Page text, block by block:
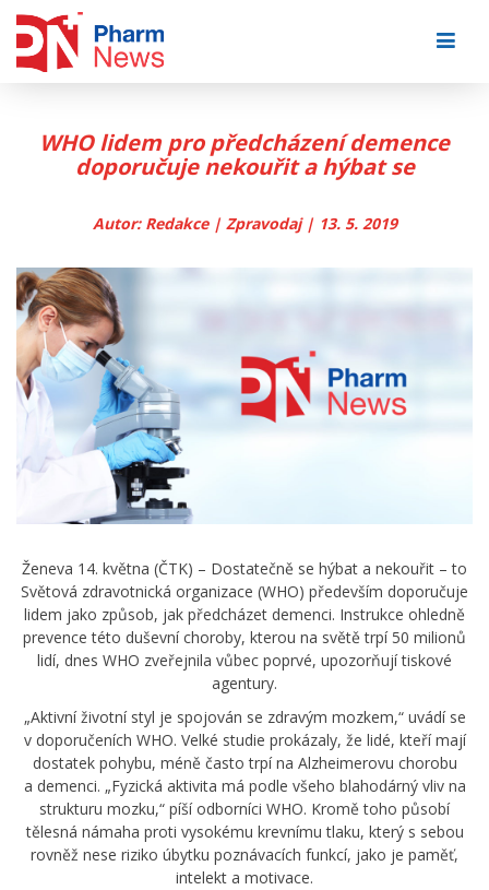
WHO lidem pro předcházení demence
doporučuje nekouřit a hýbat se
Autor: Redakce | Zpravodaj | 13. 5. 2019
Ženeva 14. května (ČTK) – Dostatečně se hýbat a nekouřit – to
Světová zdravotnická organizace (WHO) především doporučuje
lidem jako způsob, jak předcházet demenci. Instrukce ohledně
prevence této duševní choroby, kterou na světě trpí 50 milionů
lidí, dnes WHO zveřejnila vůbec poprvé, upozorňují tiskové
agentury.
„Aktivní životní styl je spojován se zdravým mozkem,“ uvádí se
v doporučeních WHO. Velké studie prokázaly, že lidé, kteří mají
dostatek pohybu, méně často trpí na Alzheimerovu chorobu
a demenci. „Fyzická aktivita má podle všeho blahodárný vliv na
strukturu mozku,“ píší odborníci WHO. Kromě toho působí
tělesná námaha proti vysokému krevnímu tlaku, který s sebou
rovněž nese riziko úbytku poznávacích funkcí, jako je paměť,
intelekt a motivace.